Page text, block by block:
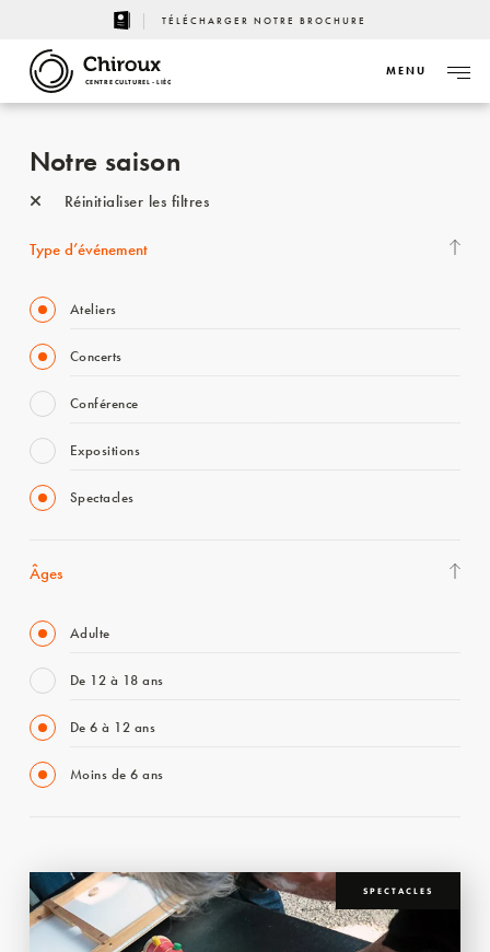
TÉLÉCHARGER NOTRE BROCHURE
CENTRE CULTUREL - LIÈGE
MENU
Notre saison
Réinitialiser les filtres
Type d’événement
Ateliers
Concerts
Conférence
Expositions
Spectacles
Âges
Adulte
De 12 à 18 ans
De 6 à 12 ans
Moins de 6 ans
SPECTACLES